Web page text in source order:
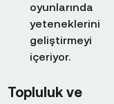
oyunlarında
yeteneklerini
geliştirmeyi
içeriyor.
Topluluk ve